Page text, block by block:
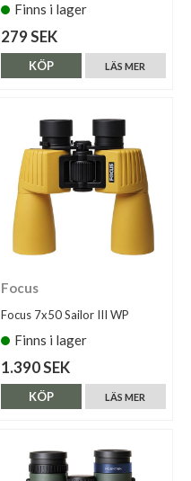
Finns i lager
279 SEK
LÄS MER
KÖP
Focus
Focus 7x50 Sailor III WP
Finns i lager
1.390 SEK
LÄS MER
KÖP